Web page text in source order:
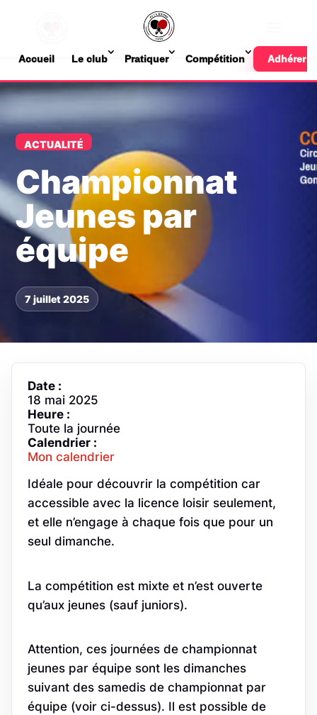
Accueil Le club Pratiquer Compétition Adhérer
ACTUALITÉ
Championnat
Jeunes par
équipe
7 juillet 2025
Date :
18 mai 2025
Heure :
Toute la journée
Calendrier :
Mon calendrier
Idéale pour découvrir la compétition car
accessible avec la licence loisir seulement,
et elle n’engage à chaque fois que pour un
seul dimanche.
La compétition est mixte et n’est ouverte
qu’aux jeunes (sauf juniors).
Attention, ces journées de championnat
jeunes par équipe sont les dimanches
suivant des samedis de championnat par
équipe (voir ci-dessus). Il est possible de